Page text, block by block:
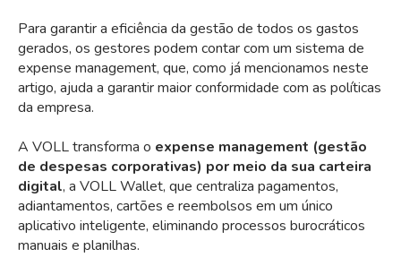
Para garantir a eficiência da gestão de todos os gastos
gerados, os gestores podem contar com um sistema de
expense management, que, como já mencionamos neste
artigo, ajuda a garantir maior conformidade com as políticas
da empresa.
A VOLL transforma o expense management (gestão
de despesas corporativas) por meio da sua carteira
digital, a VOLL Wallet, que centraliza pagamentos,
adiantamentos, cartões e reembolsos em um único
aplicativo inteligente, eliminando processos burocráticos
manuais e planilhas.